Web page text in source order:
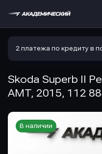
2 платежа по кредиту в
Skoda Superb II
AMT, 2015, 112
В наличии